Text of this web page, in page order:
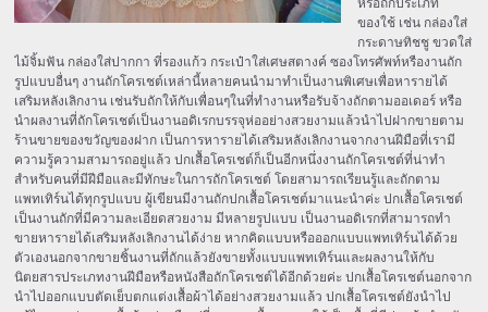
ของใช้ เช่น กล่องใส่
กระดาษทิชชู ขวดใส่
ไม้จิ้มฟัน กล่องใส่ปากกา ที่รองแก้ว กระเป๋าใส่เศษสตางค์ ซองโทรศัพท์หรืองานถัก
รูปแบบอื่นๆ งานถักโครเชต์เหล่านี้หลายคนนำมาทำเป็นงานพิเศษเพื่อหารายได้
เสริมหลังเลิกงาน เช่นรับถักให้กับเพื่อนๆในที่ทำงานหรือรับจ้างถักตามออเดอร์ หรือ
นำผลงานที่ถักโครเชต์เป็นงานอดิเรกบรรจุห่ออย่างสวยงามแล้วนำไปฝากขายตาม
ร้านขายของขวัญของฝาก เป็นการหารายได้เสริมหลังเลิกงานจากงานฝีมือที่เรามี
ความรู้ความสามารถอยู่แล้ว ปกเสื้อโครเชต์ก็เป็นอีกหนึ่งงานถักโครเชต์ที่น่าทำ
สำหรับคนที่มีฝีมือและมีทักษะในการถักโครเชต์ โดยสามารถเรียนรู้และถักตาม
แพทเทิร์นได้ทุกรูปแบบ ผู้เขียนมีงานถักปกเสื้อโครเชต์มาแนะนำค่ะ ปกเสื้อโครเชต์
เป็นงานถักที่มีความละเอียดสวยงาม มีหลายรูปแบบ เป็นงานอดิเรกที่สามารถทำ
ขายหารายได้เสริมหลังเลิกงานได้ง่าย หากคิดแบบหรือออกแบบแพทเทิร์นได้ด้วย
ตัวเองนอกจากขายชิ้นงานที่ถักแล้วยังขายทั้งแบบแพทเทิร์นและผลงานให้กับ
นิตยสารประเภทงานฝีมือหรือหนังสือถักโครเชต์ได้อีกด้วยค่ะ ปกเสื้อโครเชต์นอกจาก
นำไปออกแบบตัดเย็บตกแต่งเสื้อผ้าได้อย่างสวยงามแล้ว ปกเสื้อโครเชต์ยังนำไป